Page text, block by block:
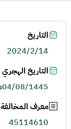
التاريخ
2024/2/14
التاريخ الهجري
04/08/1445هـ
معرف المخالفة
45114610